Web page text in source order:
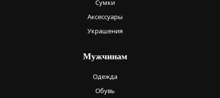
Сумки
Аксессуары
Украшения
Мужчинам
Одежда
Обувь